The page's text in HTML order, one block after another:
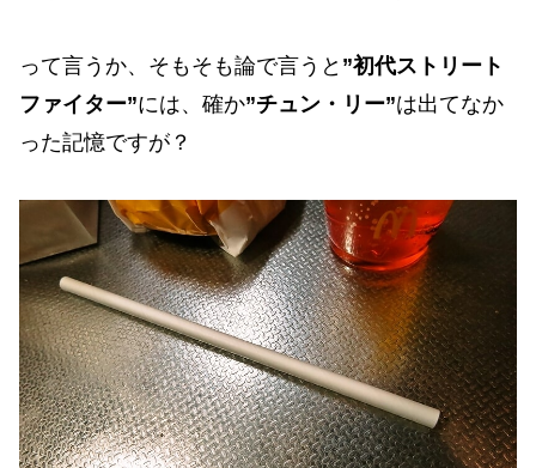
って言うか、そもそも論で言うと ”初代ストリート
ファイター”には、確か”チュン・リー”は出てなか
った記憶ですが？